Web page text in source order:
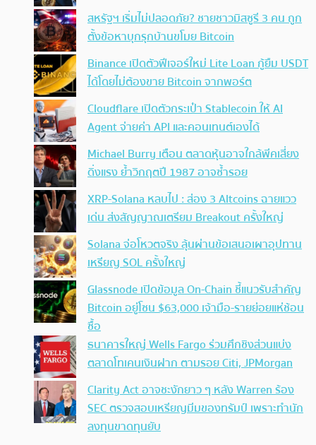
สหรัฐฯ เริ่มไม่ปลอดภัย? ชายชาวมิสซูรี 3 คน ถูก
ตั้งข้อหาบุกรุกบ้านขโมย Bitcoin
Binance เปิดตัวฟีเจอร์ใหม่ Lite Loan กู้ยืม USDT
ได้โดยไม่ต้องขาย Bitcoin จากพอร์ต
Cloudflare เปิดตัวกระเป๋า Stablecoin ให้ AI
Agent จ่ายค่า API และคอนเทนต์เองได้
Michael Burry เตือน ตลาดหุ้นอาจใกล้พีคเสี่ยง
ดิ่งแรง ย้ำวิกฤตปี 1987 อาจซ้ำรอย
XRP-Solana หลบไป : ส่อง 3 Altcoins ฉายแวว
เด่น ส่งสัญญาณเตรียม Breakout ครั้งใหญ่
Solana จ่อโหวตจริง ลุ้นผ่านข้อเสนอเผาอุปทาน
เหรียญ SOL ครั้งใหญ่
Glassnode เปิดข้อมูล On-Chain ชี้แนวรับสำคัญ
Bitcoin อยู่โซน $63,000 เจ้ามือ-รายย่อยแห่ช้อน
ซื้อ
ธนาคารใหญ่ Wells Fargo ร่วมศึกชิงส่วนแบ่ง
ตลาดโทเคนเงินฝาก ตามรอย Citi, JPMorgan
Clarity Act อาจชะงักยาว ๆ หลัง Warren ร้อง
SEC ตรวจสอบเหรียญมีมของทรัมป์ เพราะทำนัก
ลงทุนขาดทุนยับ